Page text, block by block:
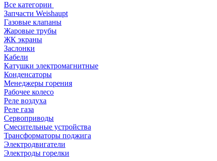
Все категории
Запчасти Weishaupt
Газовые клапаны
Жаровые трубы
ЖК экраны
Заслонки
Кабели
Катушки электромагнитные
Конденсаторы
Менеджеры горения
Рабочее колесо
Реле воздухa
Реле газа
Сервоприводы
Смесительные устройства
Трансформаторы поджига
Электродвигатели
Электроды горелки